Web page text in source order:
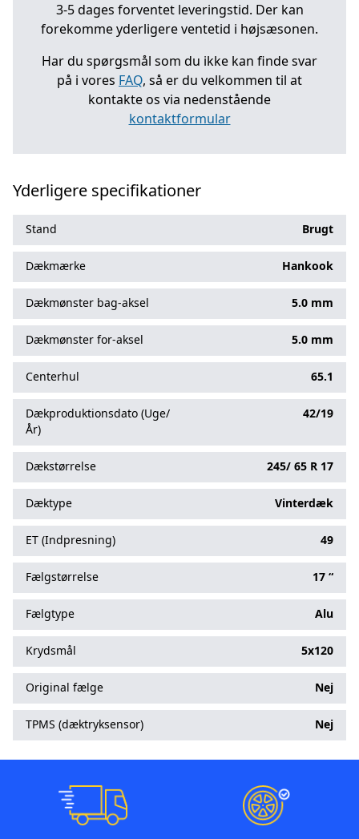
3-5 dages forventet leveringstid. Der kan
forekomme yderligere ventetid i højsæsonen.
Har du spørgsmål som du ikke kan finde svar
på i vores FAQ, så er du velkommen til at
kontakte os via nedenstående
kontaktformular
Yderligere specifikationer
Stand Brugt
Dækmærke Hankook
Dækmønster bag-aksel 5.0 mm
Dækmønster for-aksel 5.0 mm
Centerhul 65.1
Dækproduktionsdato (Uge/
År)
42/19
Dækstørrelse 245/ 65 R 17
Dæktype Vinterdæk
ET (Indpresning) 49
Fælgstørrelse 17 “
Fælgtype Alu
Krydsmål 5x120
Original fælge Nej
TPMS (dæktryksensor) Nej